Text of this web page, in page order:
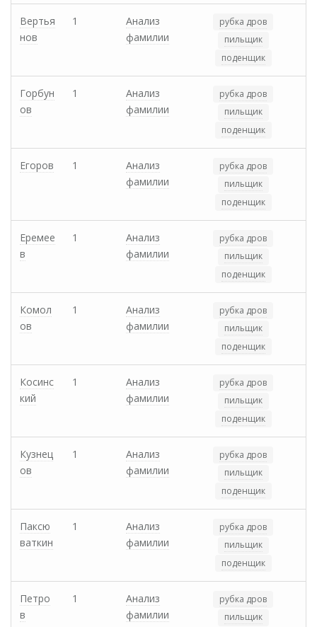
Вертья
нов
1
Анализ
фамилии
рубка дров
пильщик
поденщик
Горбун
ов
1
Анализ
фамилии
рубка дров
пильщик
поденщик
Егоров 1
Анализ
фамилии
рубка дров
пильщик
поденщик
Еремее
в
1
Анализ
фамилии
рубка дров
пильщик
поденщик
Комол
ов
1
Анализ
фамилии
рубка дров
пильщик
поденщик
Косинс
кий
1
Анализ
фамилии
рубка дров
пильщик
поденщик
Кузнец
ов
1
Анализ
фамилии
рубка дров
пильщик
поденщик
Паксю
ваткин
1
Анализ
фамилии
рубка дров
пильщик
поденщик
Петро
в
1
Анализ
фамилии
рубка дров
пильщик